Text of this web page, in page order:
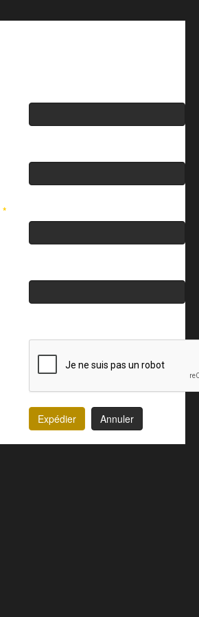
*
Expédier Annuler